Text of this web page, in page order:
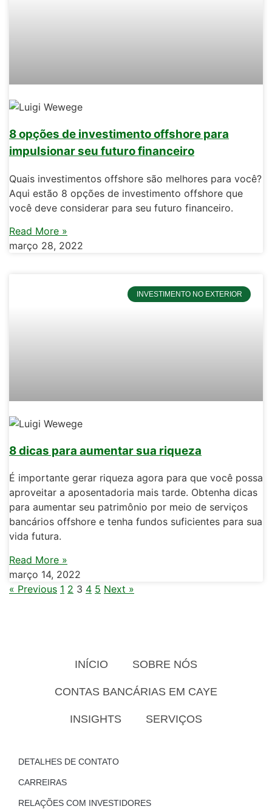
8 opções de investimento offshore para
impulsionar seu futuro financeiro
Quais investimentos offshore são melhores para você?
Aqui estão 8 opções de investimento offshore que
você deve considerar para seu futuro financeiro.
Read More »
março 28, 2022
INVESTIMENTO NO EXTERIOR
8 dicas para aumentar sua riqueza
É importante gerar riqueza agora para que você possa
aproveitar a aposentadoria mais tarde. Obtenha dicas
para aumentar seu patrimônio por meio de serviços
bancários offshore e tenha fundos suficientes para sua
vida futura.
Read More »
março 14, 2022
« Previous 1 2 3 4 5 Next »
INÍCIO SOBRE NÓS
CONTAS BANCÁRIAS EM CAYE
INSIGHTS SERVIÇOS
DETALHES DE CONTATO
CARREIRAS
RELAÇÕES COM INVESTIDORES